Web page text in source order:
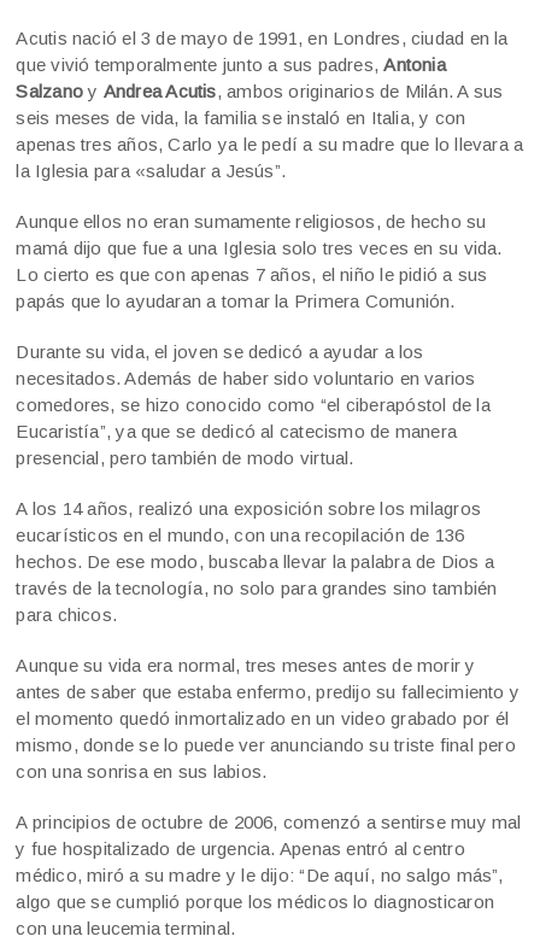
Acutis nació el 3 de mayo de 1991, en Londres, ciudad en la
que vivió temporalmente junto a sus padres,Antonia
Salzanoy Andrea Acutis, ambos originarios de Milán. A sus
seis meses de vida, la familia se instaló en Italia, y con
apenas tres años, Carlo ya le pedí a su madre que lo llevara a
la Iglesia para «saludar a Jesús”.
Aunque ellos no eran sumamente religiosos, de hecho su
mamá dijo que fue a una Iglesia solo tres veces en su vida.
Lo cierto es que con apenas 7 años, el niño le pidió a sus
papás que lo ayudaran a tomar la Primera Comunión.
Durante su vida, el joven se dedicó a ayudar a los
necesitados. Además de haber sido voluntario en varios
comedores, se hizo conocido como “el ciberapóstol de la
Eucaristía”, ya que se dedicó al catecismo de manera
presencial, pero también de modo virtual.
A los 14 años, realizó una exposición sobre los milagros
eucarísticos en el mundo, con una recopilación de 136
hechos. De ese modo, buscaba llevar la palabra de Dios a
través de la tecnología, no solo para grandes sino también
para chicos.
Aunque su vida era normal, tres meses antes de morir y
antes de saber que estaba enfermo, predijo su fallecimiento y
el momento quedó inmortalizado en un video grabado por él
mismo, donde se lo puede ver anunciando su triste final pero
con una sonrisa en sus labios.
A principios de octubre de 2006, comenzó a sentirse muy mal
y fue hospitalizado de urgencia. Apenas entró al centro
médico, miró a su madre y le dijo: “De aquí, no salgo más”,
algo que se cumplió porque los médicos lo diagnosticaron
con una leucemia terminal.